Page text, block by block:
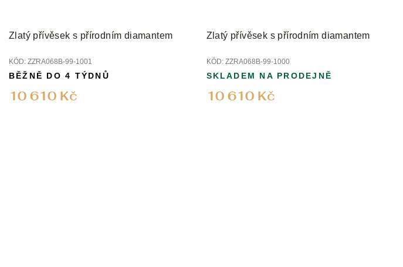
t
Zlatý přívěsek s přírodním diamantem
KÓD: ZZRA068B-99-1001
10 610 Kč
BĚŽNĚ DO 4 TÝDNŮ
Zlatý přívěsek s přírodním diamantem
KÓD: ZZRA068B-99-1000
10 610 Kč
SKLADEM NA PRODEJNĚ